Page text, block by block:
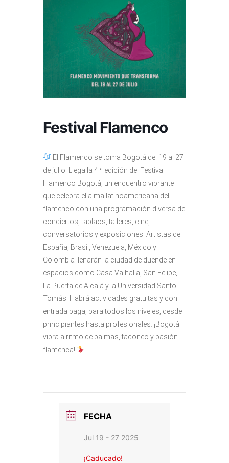
Festival Flamenco
El Flamenco se toma Bogotá del 19 al 27
de julio. Llega la 4.ª edición del Festival
Flamenco Bogotá, un encuentro vibrante
que celebra el alma latinoamericana del
flamenco con una programación diversa de
conciertos, tablaos, talleres, cine,
conversatorios y exposiciones. Artistas de
España, Brasil, Venezuela, México y
Colombia llenarán la ciudad de duende en
espacios como Casa Valhalla, San Felipe,
La Puerta de Alcalá y la Universidad Santo
Tomás. Habrá actividades gratuitas y con
entrada paga, para todos los niveles, desde
principiantes hasta profesionales. ¡Bogotá
vibra a ritmo de palmas, taconeo y pasión
flamenca!
FECHA
Jul 19 - 27 2025
¡Caducado!